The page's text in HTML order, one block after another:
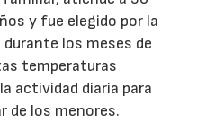
y fue elegido por la
los meses de
temperaturas
actividad diaria para
de los menores.